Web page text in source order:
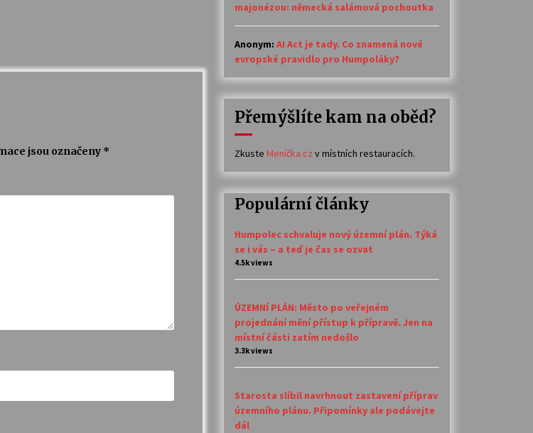
jsou označeny *
majonézou: německá salámová pochoutka
Anonym: AI Act je tady. Co znamená nové
evropské pravidlo pro Humpoláky?
Přemýšlíte kam na oběd?
Zkuste Meníčka.cz v místních restauracích.
Populární články
Humpolec schvaluje nový územní plán. Týká
se i vás – a teď je čas se ozvat
4.5k views
ÚZEMNÍ PLÁN: Město po veřejném
projednání mění přístup k přípravě. Jen na
místní části zatím nedošlo
3.3k views
Starosta slíbil navrhnout zastavení příprav
územního plánu. Připomínky ale podávejte
dál